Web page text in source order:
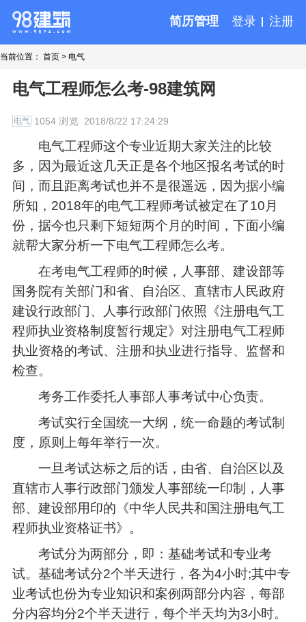
简历管理 登录 注册
当前位置： 首页 > 电气
电气工程师怎么考-98建筑网
电气 1054 浏览 2018/8/22 17:24:29
电气工程师这个专业近期大家关注的比较
多，因为最近这几天正是各个地区报名考试的时
间，而且距离考试也并不是很遥远，因为据小编
所知，2018年的电气工程师考试被定在了10月
份，据今也只剩下短短两个月的时间，下面小编
就帮大家分析一下电气工程师怎么考。
在考电气工程师的时候，人事部、建设部等
国务院有关部门和省、自治区、直辖市人民政府
建设行政部门、人事行政部门依照《注册电气工
程师执业资格制度暂行规定》对注册电气工程师
执业资格的考试、注册和执业进行指导、监督和
检查。
考务工作委托人事部人事考试中心负责。
考试实行全国统一大纲，统一命题的考试制
度，原则上每年举行一次。
一旦考试达标之后的话，由省、自治区以及
直辖市人事行政部门颁发人事部统一印制，人事
部、建设部用印的《中华人民共和国注册电气工
程师执业资格证书》。
考试分为两部分，即：基础考试和专业考
试。基础考试分2个半天进行，各为4小时;其中专
业考试也份为专业知识和案例两部分内容，每部
分内容均分2个半天进行，每个半天均为3小时。